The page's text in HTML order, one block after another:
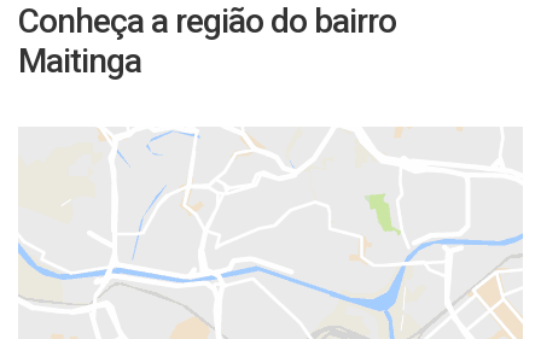
Conheça a região do bairro
Maitinga